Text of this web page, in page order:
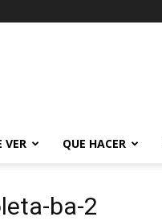
VER QUE HACER
ba-2